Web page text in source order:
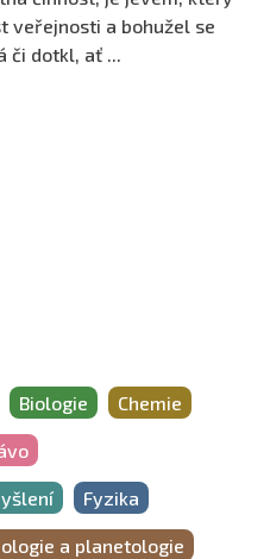
veřejnosti a bohužel se
či dotkl, ať ...
Biologie Chemie
Fyzika
a planetologie